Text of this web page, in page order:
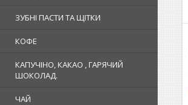
ЗУБНІ ПАСТИ ТА ЩІТКИ
КОФЕ
КАПУЧІНО, КАКАО , ГАРЯЧИЙ
ШОКОЛАД.
ЧАЙ